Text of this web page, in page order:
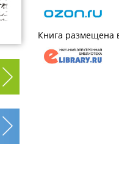
Книга размещена